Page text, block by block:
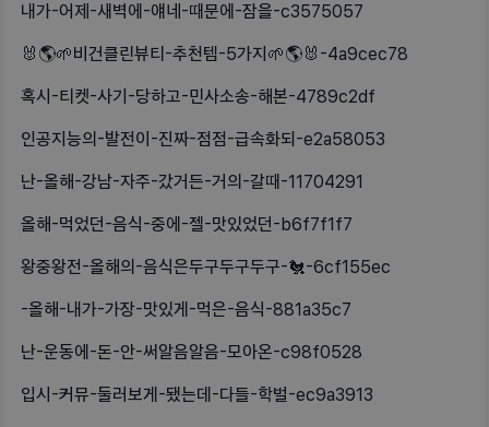
내가-어제-새벽에-얘네-때문에-잠을-c3575057
🐰🌎🌱비건클린뷰티-추천템-5가지🌱🌎🐰-4a9cec78
혹시-티켓-사기-당하고-민사소송-해본-4789c2df
인공지능의-발전이-진짜-점점-급속화되-e2a58053
난-올해-강남-자주-갔거든-거의-갈때-11704291
올해-먹었던-음식-중에-젤-맛있었던-b6f7f1f7
왕중왕전-올해의-음식은두구두구두구-🐔-6cf155ec
-올해-내가-가장-맛있게-먹은-음식-881a35c7
난-운동에-돈-안-써알음알음-모아온-c98f0528
입시-커뮤-둘러보게-됐는데-다들-학벌-ec9a3913